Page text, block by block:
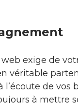
exige de
véritable
l’écoute de vos
à mettre